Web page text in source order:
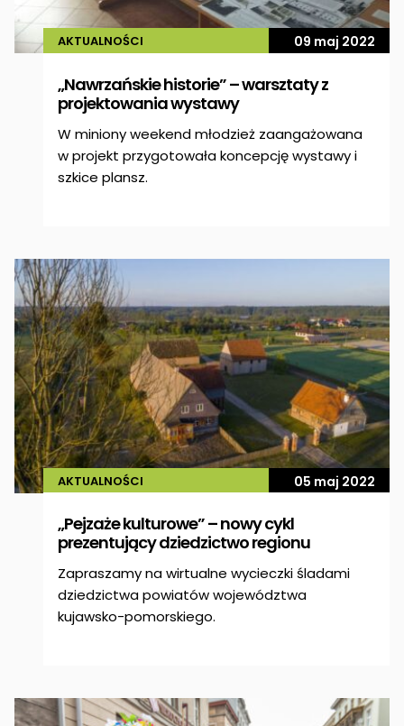
AKTUALNOŚCI 09 maj 2022
„Nawrzańskie historie” – warsztaty z
projektowania wystawy
W miniony weekend młodzież zaangażowana
w projekt przygotowała koncepcję wystawy i
szkice plansz.
AKTUALNOŚCI 05 maj 2022
„Pejzaże kulturowe” – nowy cykl
prezentujący dziedzictwo regionu
Zapraszamy na wirtualne wycieczki śladami
dziedzictwa powiatów województwa
kujawsko-pomorskiego.